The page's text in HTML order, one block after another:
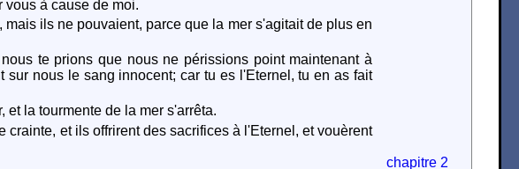
vous à cause de moi.
ils ne pouvaient, parce que la mer s'agitait de plus en
te prions que nous ne périssions point maintenant à
nous le sang innocent; car tu es l'Eternel, tu en as fait
et la tourmente de la mer s'arrêta.
et ils offrirent des sacrifices à l'Eternel, et vouèrent
chapitre 2